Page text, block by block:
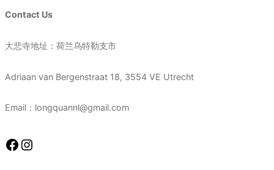
Contact Us
大悲寺地址：荷兰乌特勒支市
Adriaan van Bergenstraat 18, 3554 VE Utrecht
Email：longquannl@gmail.com
Facebook Instagram